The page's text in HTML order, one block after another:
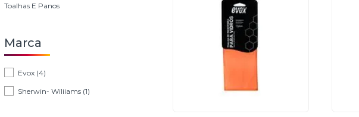
Toalhas E Panos
Marca
Evox (4)
Sherwin- Wiliiams (1)